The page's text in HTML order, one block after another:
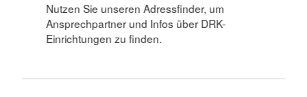
Nutzen Sie unseren Adressfinder, um
Ansprechpartner und Infos über DRK-
Einrichtungen zu finden.